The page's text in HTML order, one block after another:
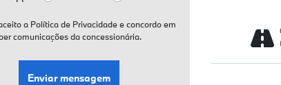
a Política de Privacidadee concordo em
comunicações da concessionária.
Enviar mensagem